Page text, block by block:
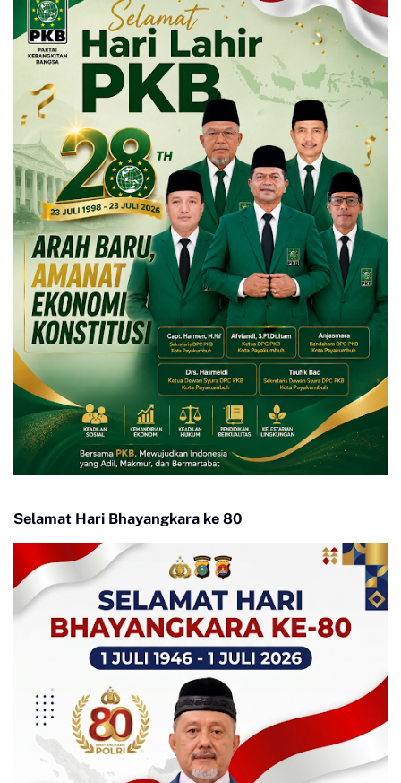
Selamat Hari Bhayangkara ke 80